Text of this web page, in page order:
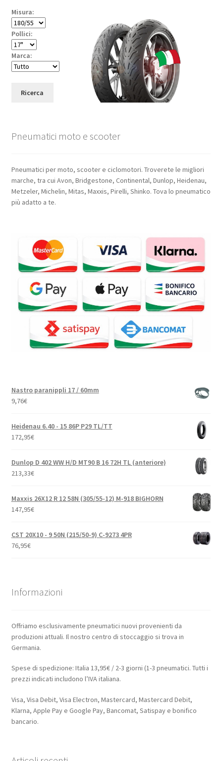
Misura:
Pollici:
Marca:
Ricerca
Pneumatici moto e scooter
Pneumatici per moto, scooter e ciclomotori. Troverete le migliori
marche, tra cui Avon, Bridgestone, Continental, Dunlop, Heidenau,
Metzeler, Michelin, Mitas, Maxxis, Pirelli, Shinko. Tova lo pneumatico
più adatto a te.
Nastro paranippli 17 / 60mm
9,76€
Heidenau 6.40 - 15 86P P29 TL/TT
172,95€
Dunlop D 402 WW H/D MT90 B 16 72H TL (anteriore)
213,33€
Maxxis 26X12 R 12 58N (305/55-12) M-918 BIGHORN
147,95€
CST 20X10 - 9 50N (215/50-9) C-9273 4PR
76,95€
Informazioni
Offriamo esclusivamente pneumatici nuovi provenienti da
produzioni attuali. Il nostro centro di stoccaggio si trova in
Germania.
Spese di spedizione: Italia 13,95€ / 2-3 giorni (1-3 pneumatici. Tutti i
prezzi indicati includono l’IVA italiana.
Visa, Visa Debit, Visa Electron, Mastercard, Mastercard Debit,
Klarna, Apple Pay e Google Pay, Bancomat, Satispay e bonifico
bancario.